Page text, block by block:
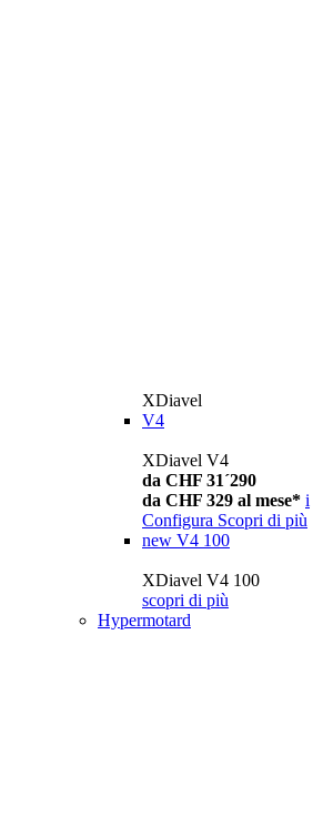
XDiavel
V4
XDiavel V4
da CHF 31´290
da CHF 329 al mese* i
Configura Scopri di più
new V4 100
XDiavel V4 100
scopri di più
Hypermotard